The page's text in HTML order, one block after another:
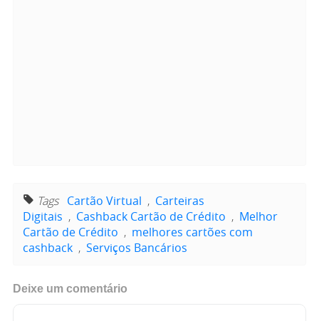
Tags Cartão Virtual , Carteiras
Digitais , Cashback Cartão de Crédito , Melhor
Cartão de Crédito , melhores cartões com
cashback , Serviços Bancários
Deixe um comentário